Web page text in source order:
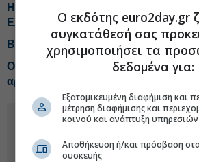
Η νέα εποχή στις αγορές και τι
Ελληνες επενδυτές
BoJ: Αμετάβλητα τα επιτόκια στο 1%
Οι κεντρικές τράπεζες μειώσαν τις
αρχές του 2026
Ο εκδότης euro2day.gr
συγκατάθεσή σας
χρησιμοποιήσει τα
δεδομένα για:
Εξατομικευμένη διαφήμιση και
μέτρηση διαφήμισης και
κοινού και ανάπτυξη υπηρεσιών
Αποθήκευση ή/και πρόσβαση
συσκευής